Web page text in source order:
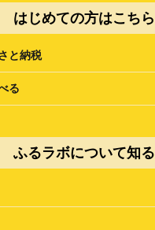
はじめての方はこちら
と納税
る
ふるラボについて知る